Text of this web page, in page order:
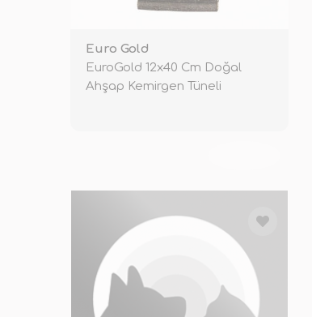
Euro Gold
EuroGold 12x40 Cm Doğal
Ahşap Kemirgen Tüneli